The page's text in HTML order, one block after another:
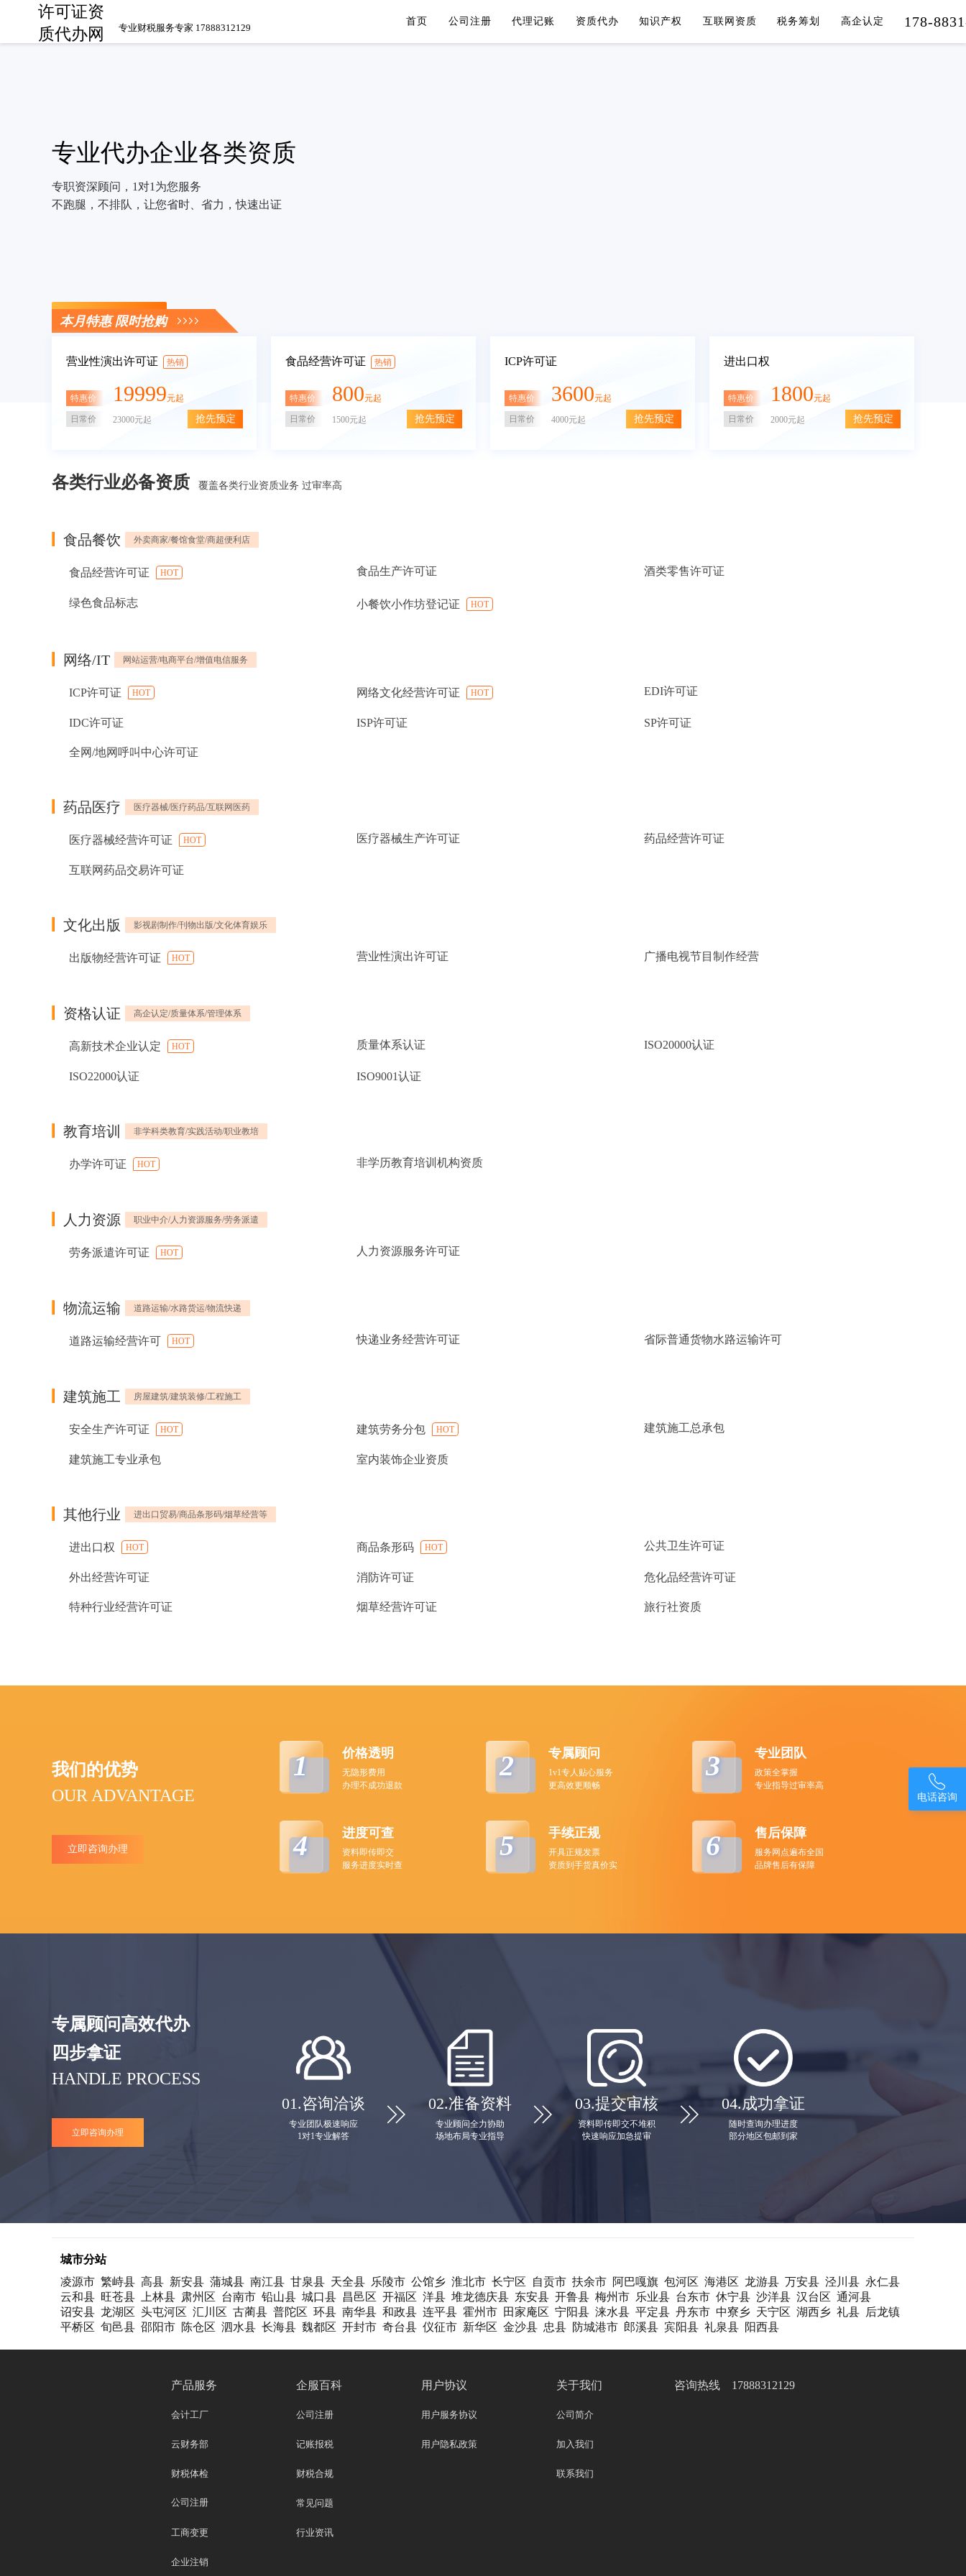
许可证资
质代办网
专业财税服务专家 17888312129
首页 公司注册 代理记账 资质代办 知识产权 互联网资质 税务筹划 高企认定 178-
专业代办企业各类资质
专职资深顾问，1对1为您服务
不跑腿，不排队，让您省时、省力，快速出证
立即咨询
本月特惠 限时抢购
营业性演出许可证 热销
特惠价 19999元起
日常价 23000元起 抢先预定
食品经营许可证 热销
特惠价 800元起
日常价 1500元起 抢先预定
ICP许可证
特惠价 3600元起
日常价 4000元起 抢先预定
进出口权
特惠价 1800元起
日常价 2000元起 抢先预定
各类行业必备资质 覆盖各类行业资质业务 过审率高
食品餐饮 外卖商家/餐馆食堂/商超便利店
食品经营许可证 HOT 食品生产许可证 酒类零售许可证
绿色食品标志 小餐饮小作坊登记证 HOT
网络/IT 网站运营/电商平台/增值电信服务
ICP许可证 HOT 网络文化经营许可证 HOT EDI许可证
IDC许可证 ISP许可证 SP许可证
全网/地网呼叫中心许可证
药品医疗 医疗器械/医疗药品/互联网医药
医疗器械经营许可证 HOT 医疗器械生产许可证 药品经营许可证
互联网药品交易许可证
文化出版 影视剧制作/刊物出版/文化体育娱乐
出版物经营许可证 HOT 营业性演出许可证 广播电视节目制作经营
资格认证 高企认定/质量体系/管理体系
高新技术企业认定 HOT 质量体系认证 ISO20000认证
ISO22000认证 ISO9001认证
教育培训 非学科类教育/实践活动/职业教培
办学许可证 HOT 非学历教育培训机构资质
人力资源 职业中介/人力资源服务/劳务派遣
劳务派遣许可证 HOT 人力资源服务许可证
物流运输 道路运输/水路货运/物流快递
道路运输经营许可 HOT 快递业务经营许可证 省际普通货物水路运输许可
建筑施工 房屋建筑/建筑装修/工程施工
安全生产许可证 HOT 建筑劳务分包 HOT 建筑施工总承包
建筑施工专业承包 室内装饰企业资质
其他行业 进出口贸易/商品条形码/烟草经营等
进出口权 HOT 商品条形码 HOT 公共卫生许可证
外出经营许可证 消防许可证 危化品经营许可证
特种行业经营许可证 烟草经营许可证 旅行社资质
我们的优势
OUR ADVANTAGE
立即咨询办理
1 价格透明
无隐形费用
办理不成功退款
2 专属顾问
1v1专人贴心服务
更高效更顺畅
3 专业团队
政策全掌握
专业指导过审率高
4 进度可查
资料即传即交
服务进度实时查
5 手续正规
开具正规发票
资质到手货真价实
6 售后保障
服务网点遍布全国
品牌售后有保障
专属顾问高效代办
四步拿证
HANDLE PROCESS
立即咨询办理
01.咨询洽谈
专业团队极速响应
1对1专业解答
 02.准备资料
专业顾问全力协助
场地布局专业指导
 03.提交审核
资料即传即交不堆积
快速响应加急提审
 04.成功拿证
随时查询办理进度
部分地区包邮到家
城市分站
凌源市 繁峙县 高县 新安县 蒲城县 南江县 甘泉县 天全县 乐陵市 公馆乡 淮北市 长宁区 自贡市 扶余市 阿巴嘎旗 包河区 海港区 龙游县 万安县 泾川县 永仁县
云和县 旺苍县 上林县 肃州区 台南市 铅山县 城口县 昌邑区 开福区 洋县 堆龙德庆县 东安县 开鲁县 梅州市 乐业县 台东市 休宁县 沙洋县 汉台区 通河县
诏安县 龙湖区 头屯河区 汇川区 古蔺县 普陀区 环县 南华县 和政县 连平县 霍州市 田家庵区 宁阳县 涞水县 平定县 丹东市 中寮乡 天宁区 湖西乡 礼县 后龙镇
平桥区 旬邑县 邵阳市 陈仓区 泗水县 长海县 魏都区 开封市 奇台县 仪征市 新华区 金沙县 忠县 防城港市 郎溪县 宾阳县 礼泉县 阳西县
产品服务
会计工厂
云财务部
财税体检
公司注册
工商变更
企业注销
企服百科
公司注册
记账报税
财税合规
常见问题
行业资讯
用户协议
用户服务协议
用户隐私政策
关于我们
公司简介
加入我们
联系我们
咨询热线 17888312129

电话咨询